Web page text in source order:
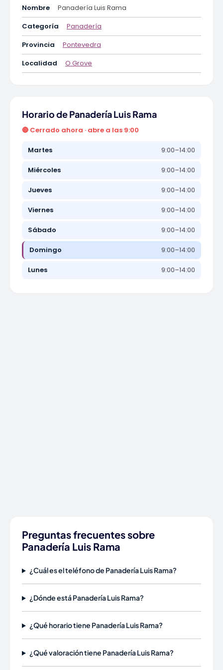
Nombre
Panadería Luis Rama
Categoría
Panadería
Provincia
Pontevedra
Localidad
O Grove
Horario de Panadería Luis Rama
🔴 Cerrado ahora · abre a las 9:00
Martes 9:00–14:00
Miércoles 9:00–14:00
Jueves 9:00–14:00
Viernes 9:00–14:00
Sábado 9:00–14:00
Domingo 9:00–14:00
Lunes 9:00–14:00
Preguntas frecuentes sobre
Panadería Luis Rama
¿Cuál es el teléfono de Panadería Luis Rama?
¿Dónde está Panadería Luis Rama?
¿Qué horario tiene Panadería Luis Rama?
¿Qué valoración tiene Panadería Luis Rama?